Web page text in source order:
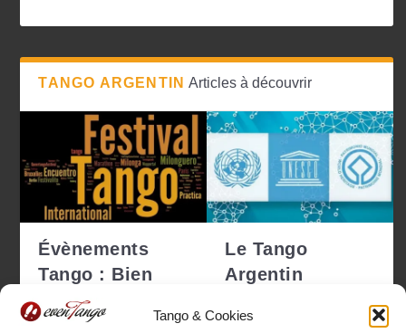
Tango & Cookies
TANGO ARGENTIN Articles à découvrir
Évènements
Tango : Bien
choisir pour ne
pas se tro...
Le Tango
Argentin
Patrimoine